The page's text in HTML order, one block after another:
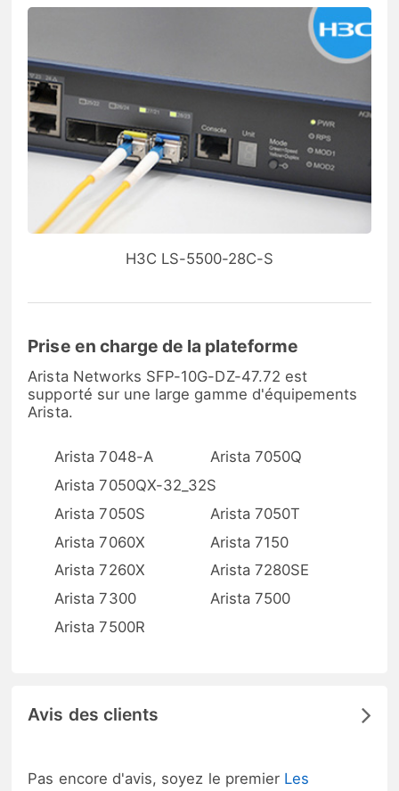
H3C LS-5500-28C-S
Prise en charge de la plateforme
Arista Networks SFP-10G-DZ-47.72 est
supporté sur une large gamme d'équipements
Arista.
Arista 7048-A
Arista 7050Q
Arista 7050QX-32_32S
Arista 7050S
Arista 7050T
Arista 7060X
Arista 7150
Arista 7260X
Arista 7280SE
Arista 7300
Arista 7500
Arista 7500R
Avis des clients
Pas encore d'avis, soyez le premier Les